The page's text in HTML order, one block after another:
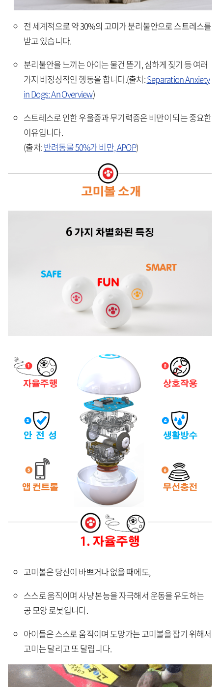
전 세계적으로 약 30%의 고미가 분리불안으로 스트레스를
받고 있습니다.
분리불안을 느끼는 아이는 물건 뜯기, 심하게 짖기 등 여러
가지 비정상적인 행동을 합니다.(출처:Separation Anxiety
in Dogs: An Overview)
스트레스로 인한 우울증과 무기력증은 비만이 되는 중요한
이유입니다.
(출처:반려동물 50%가 비만, APOP)
고미볼은 당신이 바쁘거나 없을 때에도,
스스로 움직이며 사냥 본능을 자극해서 운동을 유도하는
공 모양 로봇입니다.
아이들은 스스로 움직이며 도망가는 고미볼을 잡기 위해서
고미는 달리고 또 달립니다.